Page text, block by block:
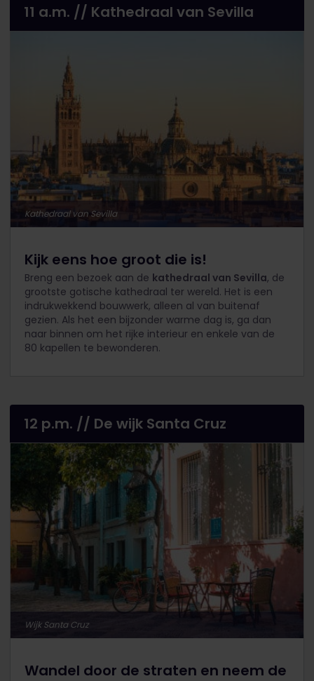
11 a.m. // Kathedraal van Sevilla
Kathedraal van Sevilla
Kijk eens hoe groot die is!
Breng een bezoek aan de kathedraal van Sevilla, de
grootste gotische kathedraal ter wereld. Het is een
indrukwekkend bouwwerk, alleen al van buitenaf
gezien. Als het een bijzonder warme dag is, ga dan
naar binnen om het rijke interieur en enkele van de
80 kapellen te bewonderen.
12 p.m. // De wijk Santa Cruz
Wijk Santa Cruz
Wandel door de straten en neem de